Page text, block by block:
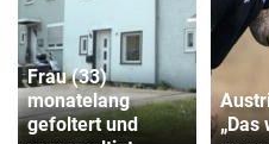
Frau (33)
monatelang
gefoltert und
„Das